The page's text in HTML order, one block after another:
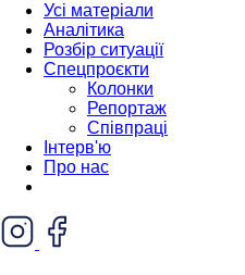
Усі матеріали
Аналітика
Розбір ситуації
Спецпроєкти
Колонки
Репортаж
Співпраці
Інтерв'ю
Про нас